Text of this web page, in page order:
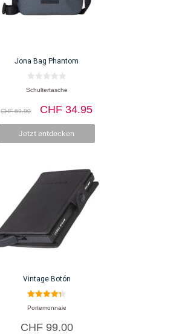
Jona Bag Phantom
0
v
n
5
Schultertasche
CHF69.90
Ursprünglicher
war:
CHF 69.90
CHF 34.95Aktueller
CHF 34.95.
Jetzt entdecken
Vintage Botón
von 5
Portemonnaie
CHF99.00